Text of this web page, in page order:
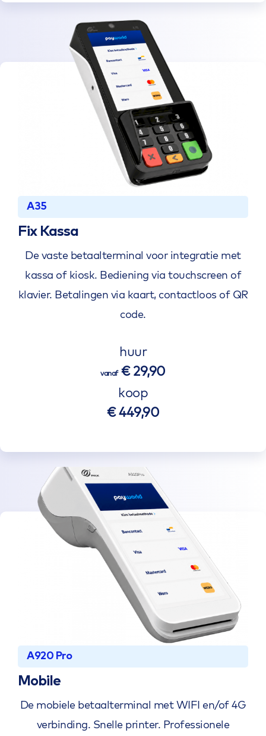
A35
Fix Kassa
De vaste betaalterminal voor integratie met
kassa of kiosk. Bediening via touchscreen of
klavier. Betalingen via kaart, contactloos of QR
code.
huur
vanaf€ 29,90
koop
€ 449,90
A920 Pro
Mobile
De mobiele betaalterminal met WIFI en/of 4G
verbinding. Snelle printer. Professionele